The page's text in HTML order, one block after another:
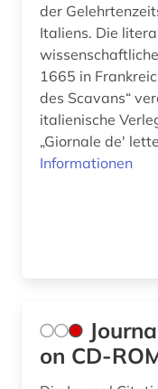
der
Italiens. Die
1665 in
des Scavans“
italienische
„Giornale de'
Informationen
on CD-